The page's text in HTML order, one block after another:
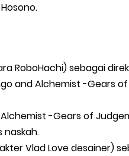
RoboHachi) sebagai
and Alchemist -Gears
-Gears of
naskah.
Vlad Love desainer)